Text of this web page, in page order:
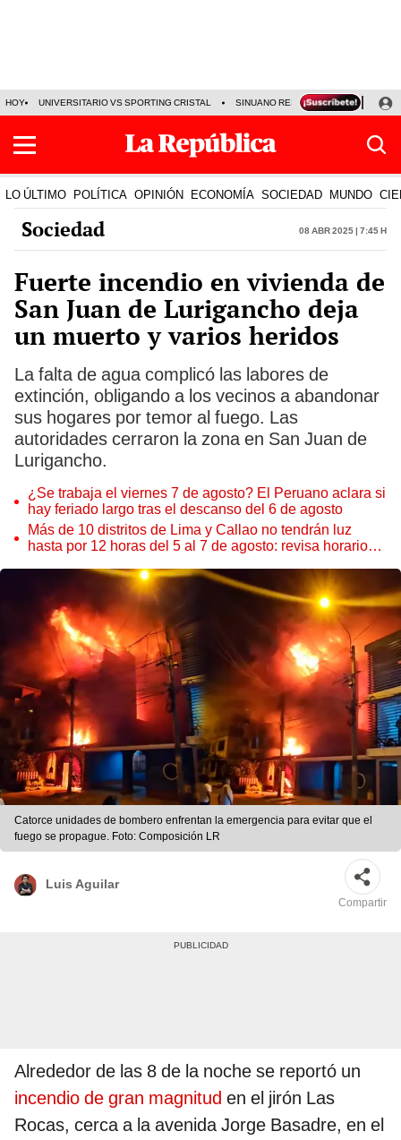
HOY UNIVERSITARIO VS SPORTING CRISTAL SINUANO RESULTADOS HOY
LO ÚLTIMO POLÍTICA OPINIÓN ECONOMÍA SOCIEDAD MUNDO
Sociedad 08 Abr 2025 | 7:45 h
Fuerte incendio en vivienda de
San Juan de Lurigancho deja
un muerto y varios heridos
La falta de agua complicó las labores de
extinción, obligando a los vecinos a abandonar
sus hogares por temor al fuego. Las
autoridades cerraron la zona en San Juan de
Lurigancho.
¿Se trabaja el viernes 7 de agosto? El Peruano aclara si
hay feriado largo tras el descanso del 6 de agosto
Más de 10 distritos de Lima y Callao no tendrán luz
hasta por 12 horas del 5 al 7 de agosto: revisa horarios y
Catorce unidades de bombero enfrentan la emergencia para evitar que el
fuego se propague. Foto: Composición LR
Luis Aguilar
Compartir
Alrededor de las 8 de la noche se reportó un
incendio de gran magnitud en el jirón Las
Rocas, cerca a la avenida Jorge Basadre, en el